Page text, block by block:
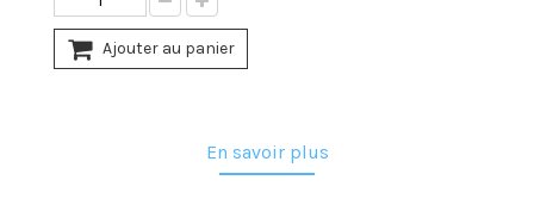
Ajouter au panier
En savoir plus